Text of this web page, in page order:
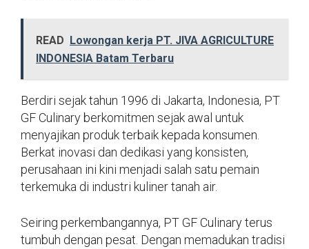
READ
Lowongan kerja PT. JIVA AGRICULTURE
INDONESIA Batam Terbaru
Berdiri sejak tahun 1996 di Jakarta, Indonesia, PT
GF Culinary berkomitmen sejak awal untuk
menyajikan produk terbaik kepada konsumen.
Berkat inovasi dan dedikasi yang konsisten,
perusahaan ini kini menjadi salah satu pemain
terkemuka di industri kuliner tanah air.
Seiring perkembangannya, PT GF Culinary terus
tumbuh dengan pesat. Dengan memadukan tradisi